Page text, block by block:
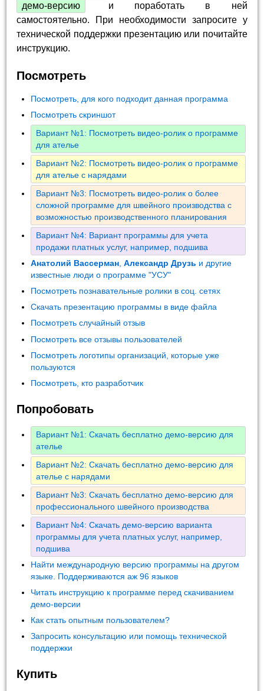
демо-версию
и поработать в ней
самостоятельно. При необходимости запросите у
технической поддержки презентацию или почитайте
инструкцию.
Посмотреть
Посмотреть, для кого подходит данная программа
Посмотреть скриншот
Вариант №1: Посмотреть видео-ролик о программе
для ателье
Вариант №2: Посмотреть видео-ролик о программе
для ателье с нарядами
Вариант №3: Посмотреть видео-ролик о более
сложной программе для швейного производства с
возможностью производственного планирования
Вариант №4: Вариант программы для учета
продажи платных услуг, например, подшива
Анатолий Вассерман ,Александр Друзь и другие
известные люди о программе "УСУ"
Посмотреть познавательные ролики в соц. сетях
Скачать презентацию программы в виде файла
Посмотреть случайный отзыв
Посмотреть все отзывы пользователей
Посмотреть логотипы организаций, которые уже
пользуются
Посмотреть, кто разработчик
Попробовать
Вариант №1: Скачать бесплатно демо-версию для
ателье
Вариант №2: Скачать бесплатно демо-версию для
ателье с нарядами
Вариант №3: Скачать бесплатно демо-версию для
профессионального швейного производства
Вариант №4: Скачать демо-версию варианта
программы для учета платных услуг, например,
подшива
Найти международную версию программы на другом
языке. Поддерживаются аж 96 языков
Читать инструкцию к программе перед скачиванием
демо-версии
Как стать опытным пользователем?
Запросить консультацию или помощь технической
поддержки
Купить